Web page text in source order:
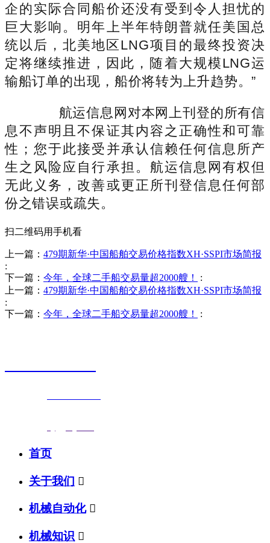
企的实际合同船价还没有受到令人担忧的
巨大影响。明年上半年特朗普就任美国总
统以后，北美地区LNG项目的最终投资决
定将继续推进，因此，随着大规模LNG运
输船订单的出现，船价将转为上升趋势。”
航运信息网对本网上刊登的所有信
息不声明且不保证其内容之正确性和可靠
性；您于此接受并承认信赖任何信息所产
生之风险应自行承担。航运信息网有权但
无此义务，改善或更正所刊登信息任何部
份之错误或疏失。
扫二维码用手机看
上一篇： 479期新华·中国船舶交易价格指数XH·SSPI市场简报
:
下一篇： 今年，全球二手船交易量超2000艘！
:
上一篇： 479期新华·中国船舶交易价格指数XH·SSPI市场简报
:
下一篇： 今年，全球二手船交易量超2000艘！ :
首页
关于我们 
机械自动化 
机械知识 